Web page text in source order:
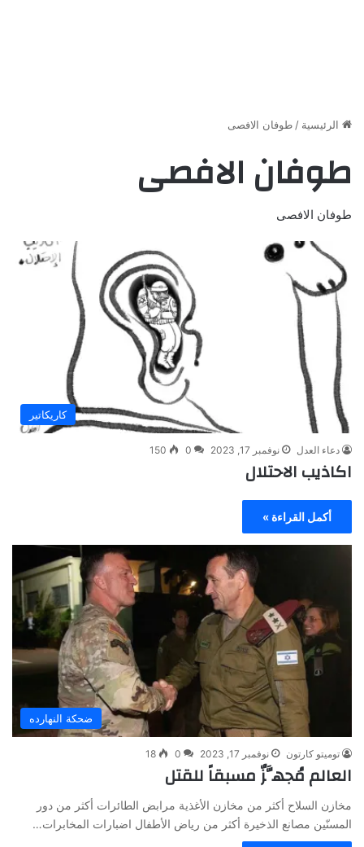
الرئيسية / طوفان الافصى
طوفان الافصى
طوفان الافصى
كاريكاتير
دعاء العدل نوفمبر 17, 2023 0
150
اكاذيب الاحتلال
أكمل القراءة »
ضحكة النهارده
توميتو كارتون نوفمبر 17, 2023 0
18
العالم مُجهَّزٌ مسبقاً للقتل
مخازن السلاح أكثر من مخازن الأغذية مرابض الطائرات أكثر من دور
المسنّين مصانع الذخيرة أكثر من رياض الأطفال اضبارات المخابرات…